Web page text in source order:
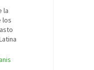
la
los